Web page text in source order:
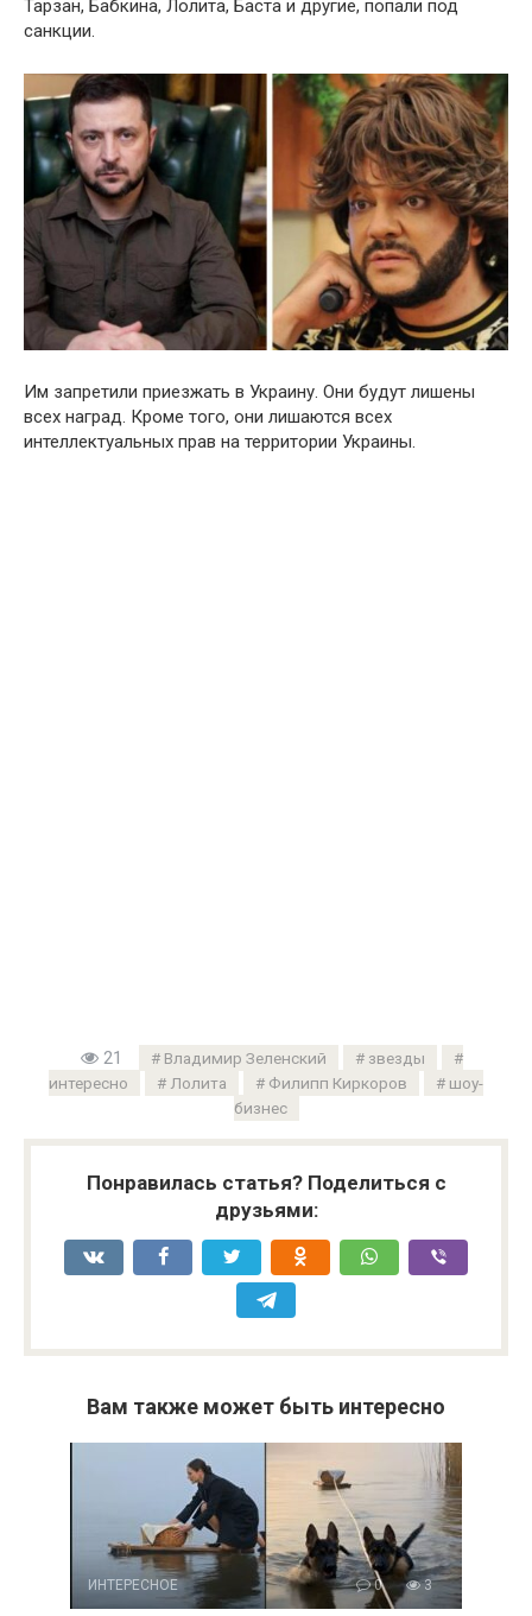
Тарзан, Бабкина, Лолита, Баста и другие, попали под
санкции.
Им запретили приезжать в Украину. Они будут лишены
всех наград. Кроме того, они лишаются всех
интеллектуальных прав на территории Украины.
21 Владимир Зеленский
звезды
интересно
Лолита Филипп Киркоров
шоу-
бизнес
Понравилась статья? Поделиться с
друзьями:
Вам также может быть интересно
ИНТЕРЕСНОЕ 0 3